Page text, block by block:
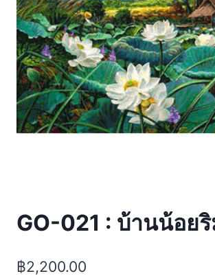
GO-021 : บ้านน้อย
฿2,200.00